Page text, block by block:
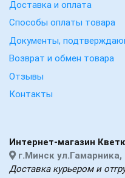
Доставка и оплата
Способы оплаты товара
Документы,
Возврат и обмен товара
Отзывы
Контакты
Интернет-магазин
г.Минск ул.Гамарника,
Доставка курьером и